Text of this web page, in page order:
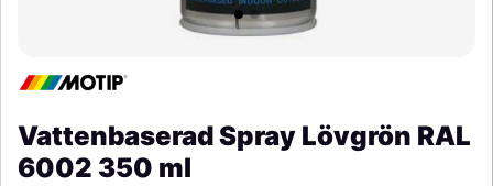
Vattenbaserad Spray Lövgrön RAL
6002 350 ml